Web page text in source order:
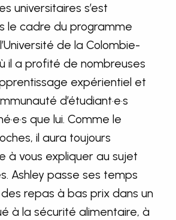
universitaires s’est
le cadre du programme
de la Colombie-
il a profité de nombreuses
expérientiel et
d’étudiant·e·s
que lui. Comme le
il aura toujours
à vous expliquer au sujet
Ashley passe ses temps
repas à bas prix dans un
à la sécurité alimentaire, à